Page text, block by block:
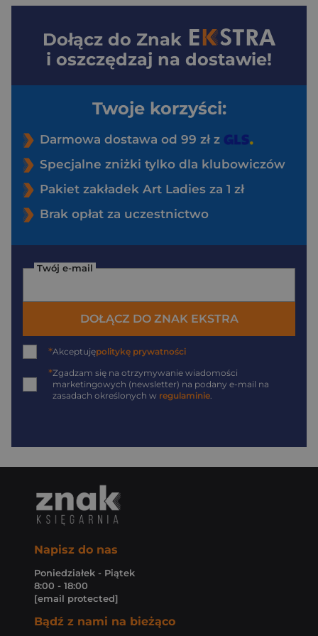
Dołącz do Znak
i oszczędzaj na dostawie!
Twoje korzyści:
Darmowa dostawa od 99 zł z
Specjalne zniżki tylko dla klubowiczów
Pakiet zakładek Art Ladies za 1 zł
Brak opłat za uczestnictwo
Twój e-mail
DOŁĄCZ DO ZNAK EKSTRA
*Akceptujępolitykę prywatności
*Zgadzam się na otrzymywanie wiadomości
marketingowych (newsletter) na podany e-mail na
zasadach określonych w regulaminie.
Napisz do nas
Poniedziałek - Piątek
8:00 - 18:00
[email protected]
Bądź z nami na bieżąco